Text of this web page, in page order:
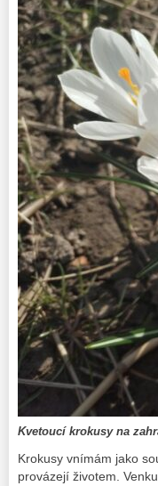
Kvetoucí krokusy na
Krokusy vnímám jako
provázejí životem.